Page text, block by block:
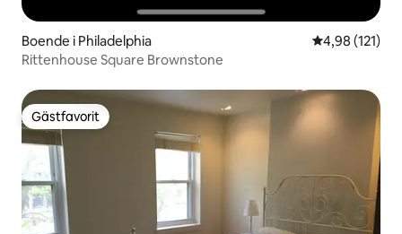
Boende i Philadelphia 4,98 av 5 i
4,98 (121)
Rittenhouse Square Brownstone
Gästfavorit
Gästfavorit